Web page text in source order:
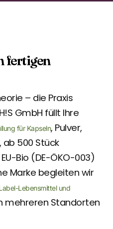
fertigen
– die Praxis
GmbH füllt Ihre
für Kapseln, Pulver,
ab 500 Stück
Bio (DE-ÖKO-003)
Marke begleiten wir
Lebensmittel und
mehreren Standorten